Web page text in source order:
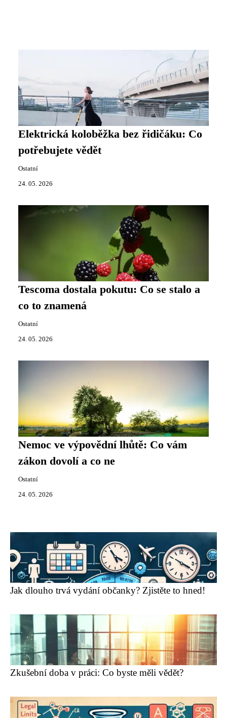
Elektrická koloběžka bez řidičáku: Co
potřebujete vědět
Ostatní
24. 05. 2026
Tescoma dostala pokutu: Co se stalo a
co to znamená
Ostatní
24. 05. 2026
Nemoc ve výpovědní lhůtě: Co vám
zákon dovolí a co ne
Ostatní
24. 05. 2026
Jak dlouho trvá vydání občanky? Zjistěte to hned!
Zkušební doba v práci: Co byste měli vědět?